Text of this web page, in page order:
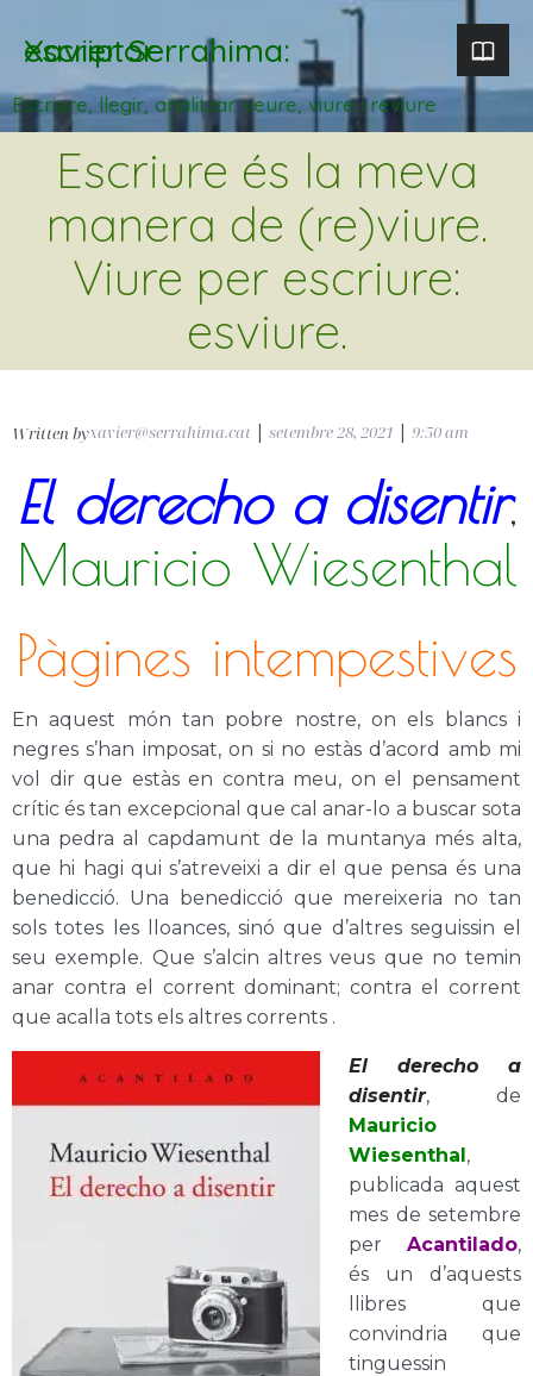
Xavier Serrahima: escriptor
Escriure, llegir, analitzar. veure, viure i reviure
Escriure és la meva
manera de (re)viure.
Viure per escriure:
esviure.
Written byxavier@serrahima.cat setembre 28, 2021 9:50 am
El derecho a disentir,
Mauricio Wiesenthal
Pàgines intempestives
En aquest món tan pobre nostre, on els blancs i
negres s’han imposat, on si no estàs d’acord amb mi
vol dir que estàs en contra meu, on el pensament
crític és tan excepcional que cal anar-lo a buscar sota
una pedra al capdamunt de la muntanya més alta,
que hi hagi qui s’atreveixi a dir el que pensa és una
benedicció. Una benedicció que mereixeria no tan
sols totes les lloances, sinó que d’altres seguissin el
seu exemple. Que s’alcin altres veus que no temin
anar contra el corrent dominant; contra el corrent
que acalla tots els altres corrents .
El derecho a
disentir, de
Mauricio
Wiesenthal,
publicada aquest
mes de setembre
per Acantilado,
és un d’aquests
llibres que
convindria que
tinguessin